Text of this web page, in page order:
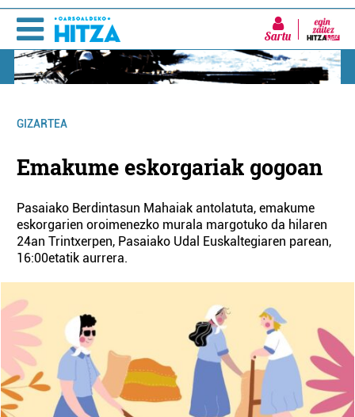
Sartu
GIZARTEA
Emakume eskorgariak gogoan
Pasaiako Berdintasun Mahaiak antolatuta, emakume
eskorgarien oroimenezko murala margotuko da hilaren
24an Trintxerpen, Pasaiako Udal Euskaltegiaren parean,
16:00etatik aurrera.